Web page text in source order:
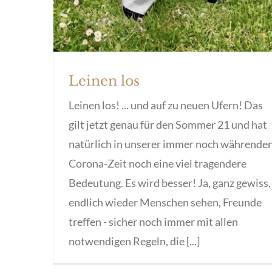
Leinen los
Leinen los! ... und auf zu neuen Ufern! Das
gilt jetzt genau für den Sommer 21 und hat
natürlich in unserer immer noch
Corona-Zeit noch eine viel tragendere
Bedeutung. Es wird besser! Ja, ganz gewiss,
endlich wieder Menschen sehen, Freunde
treffen - sicher noch immer mit allen
notwendigen Regeln, die [...]